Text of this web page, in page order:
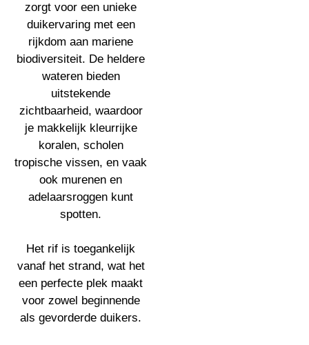
zorgt voor een unieke
duikervaring met een
rijkdom aan mariene
biodiversiteit. De heldere
wateren bieden
uitstekende
zichtbaarheid, waardoor
je makkelijk kleurrijke
koralen, scholen
tropische vissen, en vaak
ook murenen en
adelaarsroggen kunt
spotten.
Het rif is toegankelijk
vanaf het strand, wat het
een perfecte plek maakt
voor zowel beginnende
als gevorderde duikers.